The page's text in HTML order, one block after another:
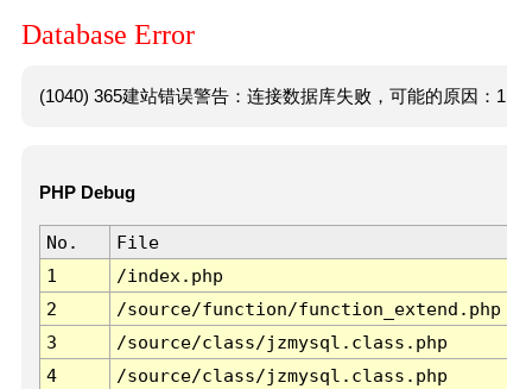
Database Error
(1040) 365建站错误警告：连接数据库失败，可能的原因：
PHP Debug
No. File
1
/index.php
2
/source/function/function_extend.php
3
/source/class/jzmysql.class.php
4
/source/class/jzmysql.class.php